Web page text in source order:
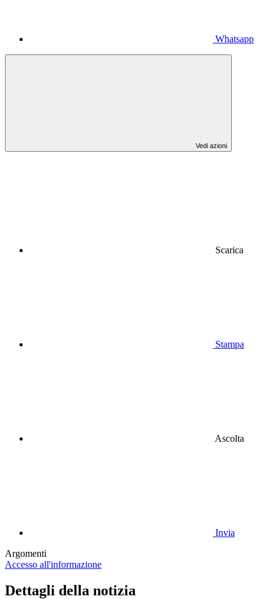
Whatsapp
Vedi azioni
Scarica
Stampa
Ascolta
Invia
Argomenti
Accesso all'informazione
Dettagli della notizia